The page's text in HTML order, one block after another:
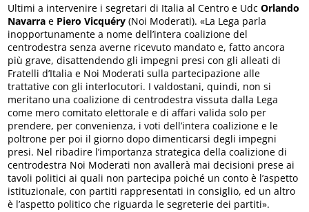
Ultimi a intervenire i segretari di Italia al Centro e UdcOrlando
Navarra e Piero Vicquéry (Noi Moderati). «La Lega parla
inopportunamente a nome dell’intera coalizione del
centrodestra senza averne ricevuto mandato e, fatto ancora
più grave, disattendendo gli impegni presi con gli alleati di
Fratelli d’Italia e Noi Moderati sulla partecipazione alle
trattative con gli interlocutori. I valdostani, quindi, non si
meritano una coalizione di centrodestra vissuta dalla Lega
come mero comitato elettorale e di affari valida solo per
prendere, per convenienza, i voti dell’intera coalizione e le
poltrone per poi il giorno dopo dimenticarsi degli impegni
presi. Nel ribadire l’importanza strategica della coalizione di
centrodestra Noi Moderati non avallerà mai decisioni prese ai
tavoli politici ai quali non partecipa poiché un conto è l’aspetto
istituzionale, con partiti rappresentati in consiglio, ed un altro
è l’aspetto politico che riguarda le segreterie dei partiti».